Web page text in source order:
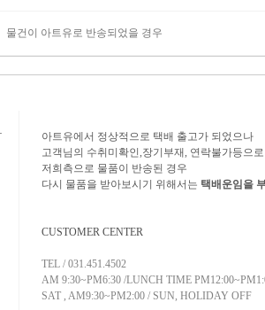
물건이 아트유로 반송되었을 경우
아트유에서 정상적으로 택배 출고가 되었으나
고객님의 수취미확인,장기부재, 연락불가등으로
저희측으로 물품이 반송된 경우
다시 물품을 받아보시기 위해서는 택배운임을
CUSTOMER CENTER
TEL / 031.451.4502
AM 9:30~PM6:30 /LUNCH TIME
SAT , AM9:30~PM2:00 / SUN, HOLIDAY OFF